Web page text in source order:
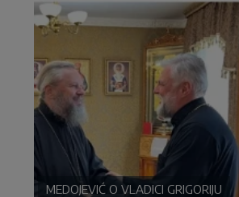
MEDOJEVIĆ O VLADICI GRIGORIJU